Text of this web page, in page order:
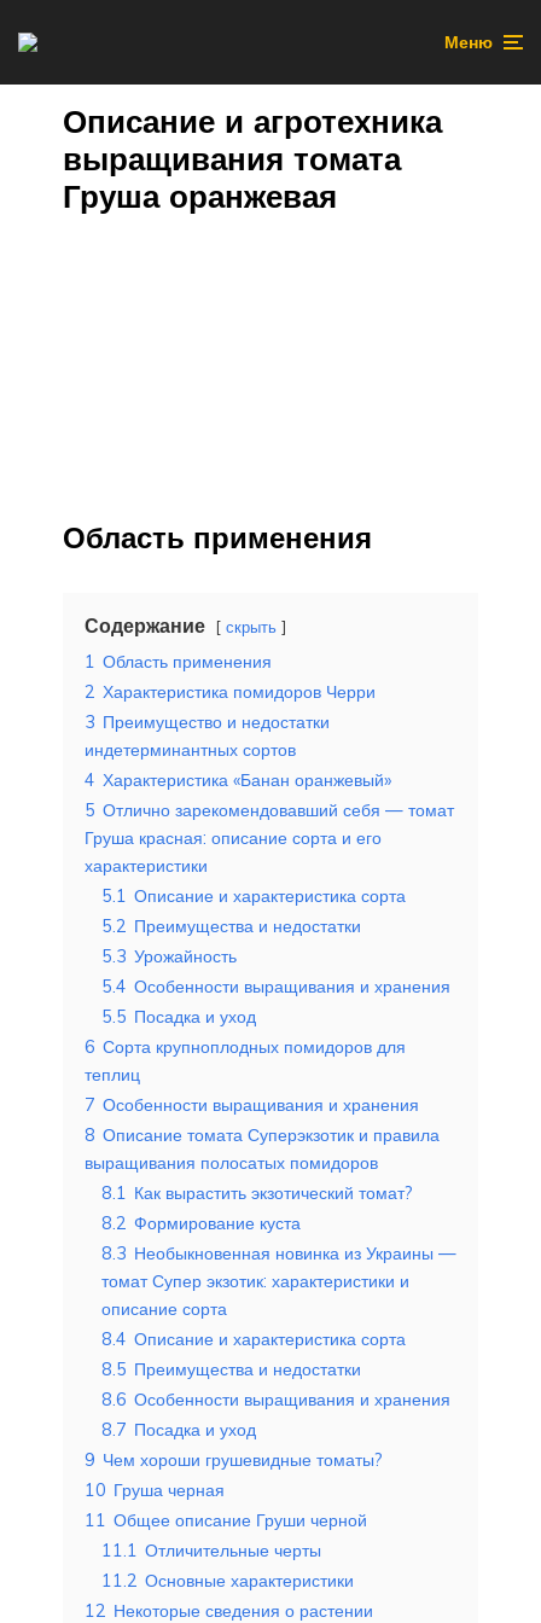
Меню
Описание и агротехника
выращивания томата
Груша оранжевая
Область применения
Содержание скрыть
1 Область применения
2 Характеристика помидоров Черри
3 Преимущество и недостатки
индетерминантных сортов
4 Характеристика «Банан оранжевый»
5 Отлично зарекомендовавший себя — томат
Груша красная: описание сорта и его
характеристики
5.1 Описание и характеристика сорта
5.2 Преимущества и недостатки
5.3 Урожайность
5.4 Особенности выращивания и хранения
5.5 Посадка и уход
6 Сорта крупноплодных помидоров для
теплиц
7 Особенности выращивания и хранения
8 Описание томата Суперэкзотик и правила
выращивания полосатых помидоров
8.1 Как вырастить экзотический томат?
8.2 Формирование куста
8.3 Необыкновенная новинка из Украины —
томат Супер экзотик: характеристики и
описание сорта
8.4 Описание и характеристика сорта
8.5 Преимущества и недостатки
8.6 Особенности выращивания и хранения
8.7 Посадка и уход
9 Чем хороши грушевидные томаты?
10 Груша черная
11 Общее описание Груши черной
11.1 Отличительные черты
11.2 Основные характеристики
12 Некоторые сведения о растении